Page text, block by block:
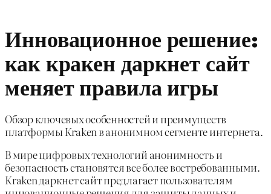
Инновационное решение:
как кракен даркнет сайт
меняет правила игры
Обзор ключевых особенностей и преимуществ
платформы Kraken в анонимном сегменте интернета.
В мире цифровых технологий анонимность и
безопасность становятся все более востребованными.
Kraken даркнет сайт предлагает пользователям